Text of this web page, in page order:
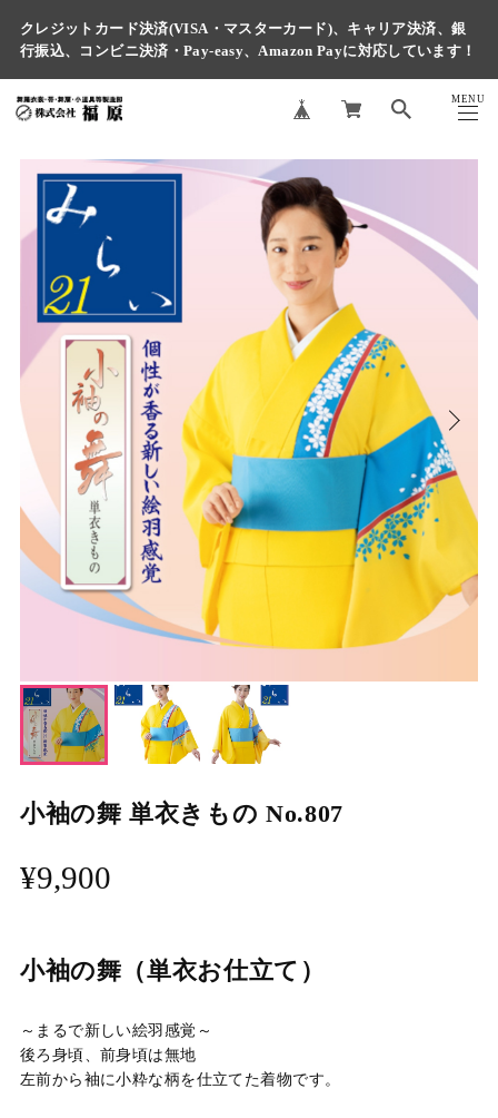
クレジットカード決済(VISA・マスターカード)、キャリア決済、銀
行振込、コンビニ決済・Pay-easy、Amazon Payに対応しています！
MENU
CLOSE
小袖の舞 単衣きもの No.807
¥9,900
小袖の舞（単衣お仕立て）
～まるで新しい絵羽感覚～
後ろ身頃、前身頃は無地
左前から袖に小粋な柄を仕立てた着物です。